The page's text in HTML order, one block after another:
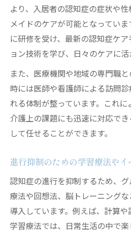
より、入居者の認知症の症状や
メイドのケアが可能となってい
に研修を受け、最新の認知症ケ
ョン技術を学び、日々のケアに活
また、医療機関や地域の専門職
時には医師や看護師による訪問
れる体制が整っています。これ
介護上の課題にも迅速に対応で
して任せることができます。
進行抑制のための学習療法やイ
認知症の進行を抑制するため、
療法や回想法、脳トレーニング
導入しています。例えば、計算
学習療法では、日常生活の中で